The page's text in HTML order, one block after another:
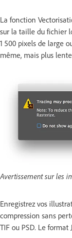
La fonction
sur la taille du fichier
1 500 pixels de large
même, mais plus
Avertissement sur les
Enregistrez vos
compression sans
TIF ou PSD. Le